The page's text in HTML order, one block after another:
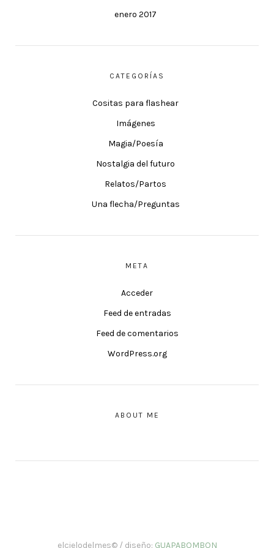
enero 2017
CATEGORÍAS
Cositas para flashear
Imágenes
Magia/Poesía
Nostalgia del futuro
Relatos/Partos
Una flecha/Preguntas
META
Acceder
Feed de entradas
Feed de comentarios
WordPress.org
ABOUT ME
elcielodelmes© / diseño: GUAPABOMBON